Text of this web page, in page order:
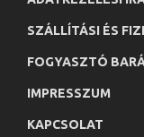
SZÁLLÍTÁSI ÉS
FOGYASZTÓ
IMPRESSZUM
KAPCSOLAT